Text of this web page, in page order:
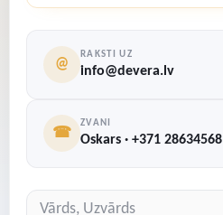
@
RAKSTI UZ
info@devera.lv
☎
ZVANI
Oskars · +371 28634568